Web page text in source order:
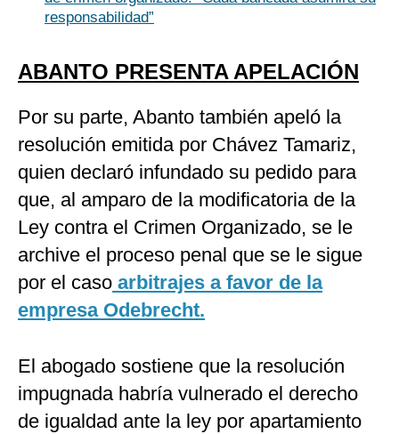
responsabilidad”
ABANTO PRESENTA APELACIÓN
Por su parte, Abanto también apeló la
resolución emitida por Chávez Tamariz,
quien declaró infundado su pedido para
que, al amparo de la modificatoria de la
Ley contra el Crimen Organizado, se le
archive el proceso penal que se le sigue
por el caso arbitrajes a favor de la
empresa Odebrecht.
El abogado sostiene que la resolución
impugnada habría vulnerado el derecho
de igualdad ante la ley por apartamiento